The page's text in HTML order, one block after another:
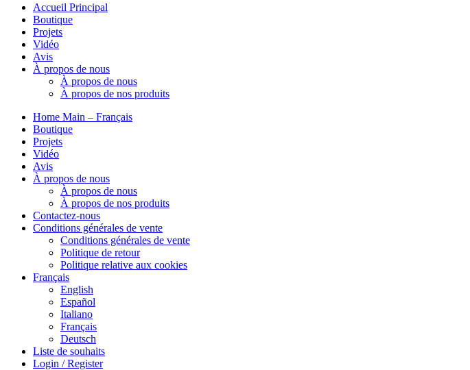
Accueil Principal
Boutique
Projets
Vidéo
Avis
À propos de nous
À propos de nous
À propos de nos produits
Home Main – Français
Boutique
Projets
Vidéo
Avis
À propos de nous
À propos de nous
À propos de nos produits
Contactez-nous
Conditions générales de vente
Conditions générales de vente
Politique de retour
Politique relative aux cookies
Français
English
Español
Italiano
Français
Deutsch
Liste de souhaits
Login / Register